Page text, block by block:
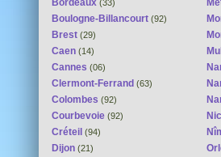
Bordeaux (33)
Boulogne-Billancourt (92)
Brest (29)
Caen (14)
Cannes (06)
Clermont-Ferrand (63)
Colombes (92)
Courbevoie (92)
Créteil (94)
Dijon (21)